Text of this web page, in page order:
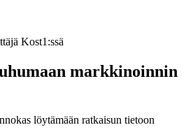
Kost1:ssä
markkinoinnin
löytämään ratkaisun tietoon